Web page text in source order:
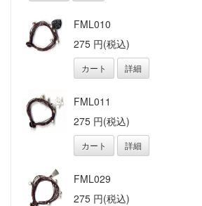
FML010
275 円(税込)
カート 詳細
FML011
275 円(税込)
カート 詳細
FML029
275 円(税込)